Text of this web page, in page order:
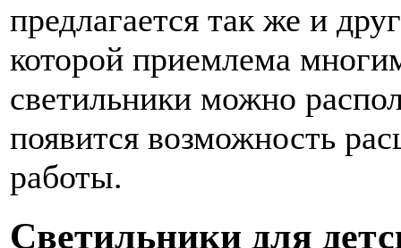
предлагается так же и
которой приемлема
светильники можно
появится возможность
работы.
Светильники для